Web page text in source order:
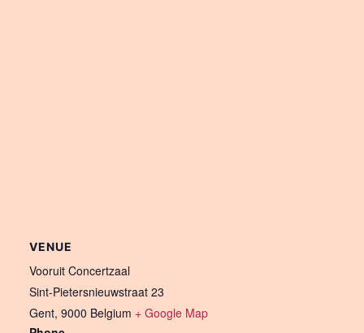
VENUE
Vooruit Concertzaal
Sint-Pietersnieuwstraat 23
Gent, 9000 Belgium + Google Map